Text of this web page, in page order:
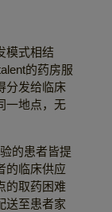
模式相结
的药房服
分发给临床
一地点，无
的患者皆提
的临床供应
的取药困难
送至患者家